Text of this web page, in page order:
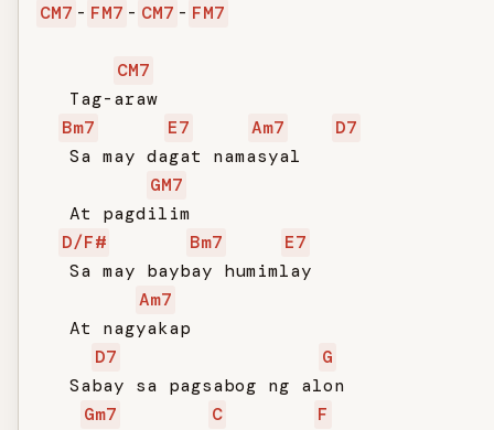
CM7 - FM7 - CM7 - FM7
CM7
   Tag-araw
Bm7
E7 Am7
D7
   Sa may dagat namasyal
GM7
   At pagdilim
D/F#
Bm7
E7
   Sa may baybay humimlay
Am7
   At nagyakap
D7
G
   Sabay sa pagsabog ng alon
Gm7
C
F